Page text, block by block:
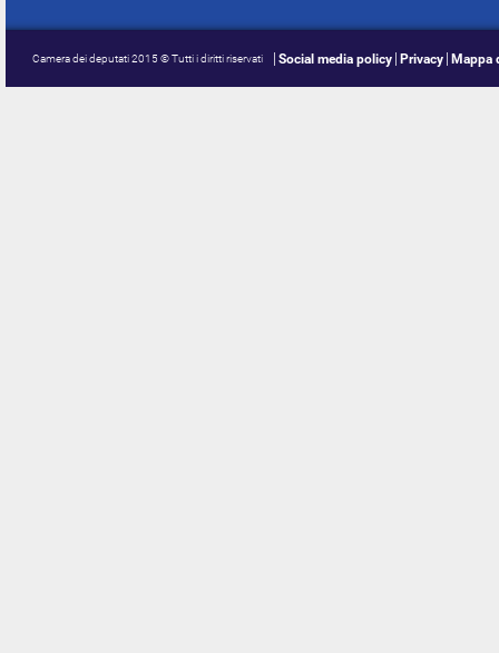
Camera dei deputati 2015 © Tutti i diritti riservati Social media policy Privacy Mappa